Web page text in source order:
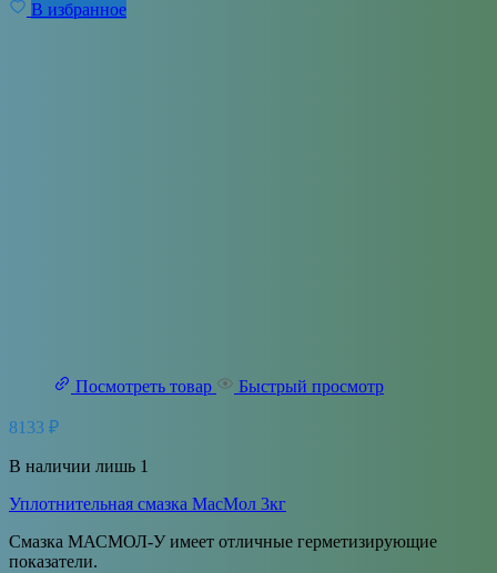
В избранное
Посмотреть товар Быстрый просмотр
8133 ₽
В наличии лишь 1
Уплотнительная смазка МасМол 3кг
Смазка МАСМОЛ-У имеет отличные герметизирующие
показатели.